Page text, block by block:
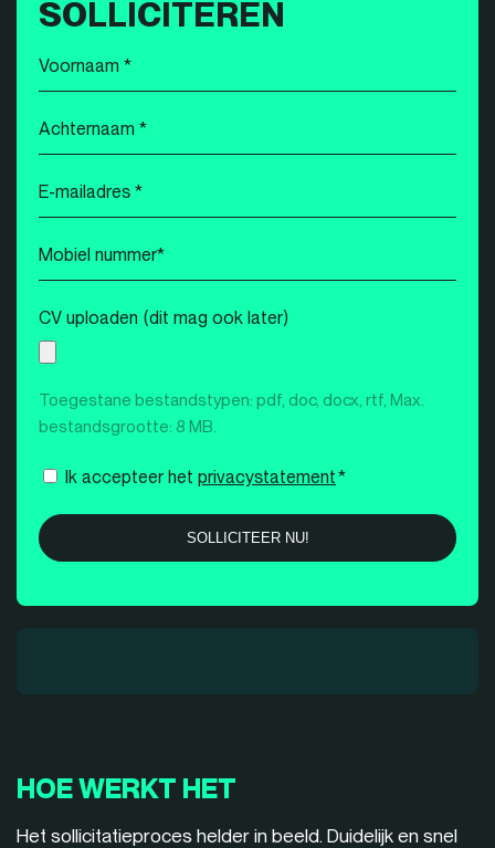
SOLLICITEREN
Voornaam
*
Achternaam
*
E-
mailadres
*
Mobiel
nummer
*
CV uploaden (dit mag ook later)
Toegestane bestandstypen: pdf, doc, docx, rtf, Max.
bestandsgrootte: 8 MB.
Instemming
Ik accepteer het privacystatement*
HOE WERKT HET
Het sollicitatieproces helder in beeld. Duidelijk en snel